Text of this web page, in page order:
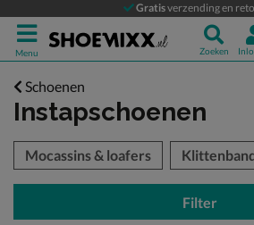
Gratisverzending en
Menu Zoeken
Schoenen
Instapschoenen
over
Mocassins & loafers
Filter